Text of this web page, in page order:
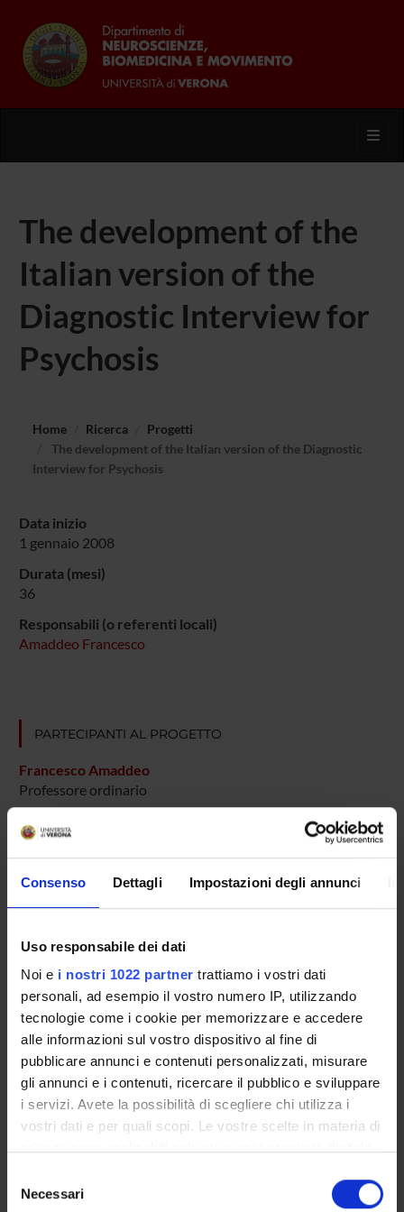
Consenso Dettagli Impostazioni degli annunci
Uso responsabile dei dati
Noi e i nostri 1022 partner trattiamo i vostri dati
personali, ad esempio il vostro numero IP, utilizzando
tecnologie come i cookie per memorizzare e accedere
alle informazioni sul vostro dispositivo al fine di
pubblicare annunci e contenuti personalizzati, misurare
gli annunci e i contenuti, ricercare il pubblico e sviluppare
i servizi. Avete la possibilità di scegliere chi utilizza i
vostri dati e per quali scopi. Le vostre scelte in materia di
modificare o revocare il proprio consenso in qualsiasi
delNecessari
The development of the
Italian version of the
Diagnostic Interview for
Psychosis
Home Ricerca
Progetti
The development of the Italian version of the Diagnostic
Interview for Psychosis
Data inizio
1 gennaio 2008
Durata (mesi)
36
Responsabili (o referenti locali)
Amaddeo Francesco
PARTECIPANTI AL PROGETTO
Francesco Amaddeo
Professore ordinario
AREE DI RICERCA COINVOLTE DAL PROGETTO
SEZIONI
Psichiatria
ATTIVITÀ
GRUPPI DI RICERCA
SEZIONI